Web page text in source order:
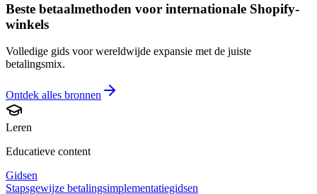
Beste betaalmethoden voor internationale Shopify-
winkels
Volledige gids voor wereldwijde expansie met de juiste
betalingsmix.
Ontdek alles bronnen
Leren
Educatieve content
Gidsen
Stapsgewijze betalingsimplementatiegidsen